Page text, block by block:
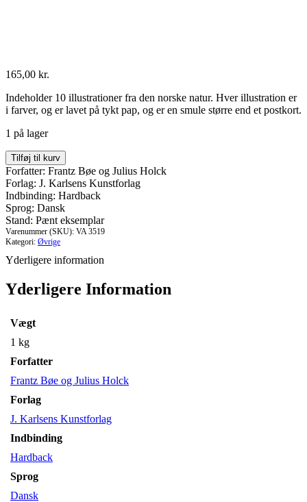
165,00 kr.
Indeholder 10 illustrationer fra den norske natur. Hver illustration er
i farver, og er lavet på tykt pap, og er en smule større end et postkort.
1 på lager
Norsk
natur
antal
Tilføj til kurv
Forfatter: Frantz Bøe og Julius Holck
Forlag: J. Karlsens Kunstforlag
Indbinding: Hardback
Sprog: Dansk
Stand: Pænt eksemplar
Varenummer (SKU): VA 3519
Kategori: Øvrige
Yderligere information
Yderligere Information
Vægt
1 kg
Forfatter
Frantz Bøe og Julius Holck
Forlag
J. Karlsens Kunstforlag
Indbinding
Hardback
Sprog
Dansk